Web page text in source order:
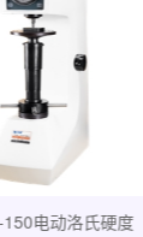
电动洛氏硬度